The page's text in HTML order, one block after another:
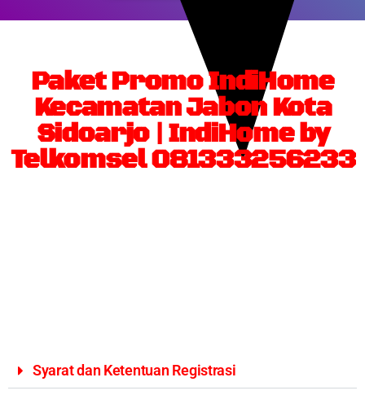
Paket Promo IndiHome
Kecamatan Jabon Kota
Sidoarjo | IndiHome by
Telkomsel 081333256233
Syarat dan Ketentuan Registrasi